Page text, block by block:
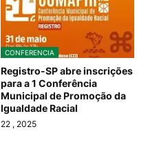
CONFERENCIA
Registro-SP abre inscrições
para a 1 Conferência
Municipal de Promoção da
Igualdade Racial
22 , 2025